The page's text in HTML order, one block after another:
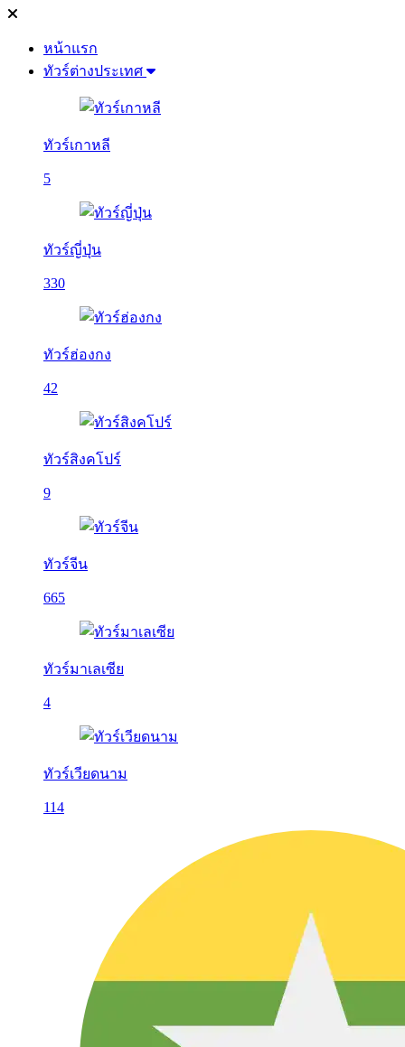
หน้าแรก
ทัวร์ต่างประเทศ
ทัวร์เกาหลี
5
ทัวร์ญี่ปุ่น
330
ทัวร์ฮ่องกง
42
ทัวร์สิงคโปร์
9
ทัวร์จีน
665
ทัวร์มาเลเซีย
4
ทัวร์เวียดนาม
114